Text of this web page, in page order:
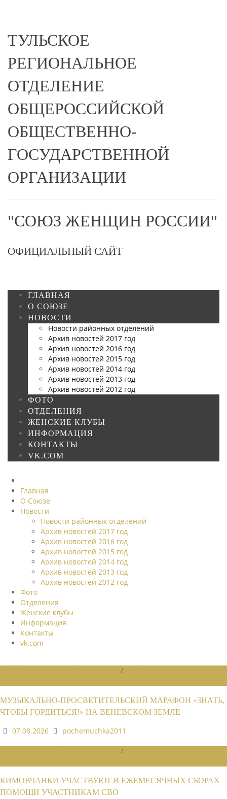
ТУЛЬСКОЕ
РЕГИОНАЛЬНОЕ
ОТДЕЛЕНИЕ
ОБЩЕРОССИЙСКОЙ
ОБЩЕСТВЕННО-
ГОСУДАРСТВЕННОЙ
ОРГАНИЗАЦИИ
"СОЮЗ ЖЕНЩИН РОССИИ"
ОФИЦИАЛЬНЫЙ САЙТ
ГЛАВНАЯ
О СОЮЗЕ
НОВОСТИ
Новости районных отделений
Архив новостей 2017 год
Архив новостей 2016 год
Архив новостей 2015 год
Архив новостей 2014 год
Архив новостей 2013 год
Архив новостей 2012 год
ФОТО
ОТДЕЛЕНИЯ
ЖЕНСКИЕ КЛУБЫ
ИНФОРМАЦИЯ
КОНТАКТЫ
VK.COM
Главная
О Союзе
Новости
Новости районных отделений
Архив новостей 2017 год
Архив новостей 2016 год
Архив новостей 2015 год
Архив новостей 2014 год
Архив новостей 2013 год
Архив новостей 2012 год
Фото
Отделения
Женские клубы
Информация
Контакты
vk.com
/
МУЗЫКАЛЬНО-ПРОСВЕТИТЕЛЬСКИЙ МАРАФОН «ЗНАТЬ,
ЧТОБЫ ГОРДИТЬСЯ!» НА ВЕНЕВСКОМ ЗЕМЛЕ
07.08.2026
pochemuchka2011
/
КИМОВЧАНКИ УЧАСТВУЮТ В ЕЖЕМЕСЯЧНЫХ СБОРАХ
ПОМОЩИ УЧАСТНИКАМ СВО